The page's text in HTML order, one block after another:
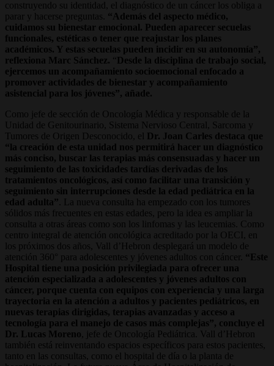
construyendo su identidad, el diagnóstico de un cáncer los obliga a
parar y hacerse preguntas. “Además del aspecto médico,
cuidamos su bienestar emocional. Pueden aparecer secuelas
funcionales, estéticas o tener que reajustar los planes
académicos. Y estas secuelas pueden incidir en su autonomía”,
reflexiona Marc Sánchez. “ Desde la disciplina de trabajo social,
ejercemos un acompañamiento socioemocional enfocado a
promover actividades de bienestar y acompañamiento
asistencial para los jóvenes”, añade.
Como jefe de sección de Oncología Médica y responsable de la
Unidad de Genitourinario, Sistema Nervioso Central, Sarcoma y
Tumores de Origen Desconocido, el
Dr. Joan Carles destaca que
“la creación de esta unidad nos permitirá hacer un diagnóstico
más conciso, buscar las terapias más consensuadas y hacer un
seguimiento de las toxicidades tardías derivadas de los
tratamientos oncológicos, así como facilitar una transición y
seguimiento sin interrupciones desde la edad pediátrica en la
edad adulta” . La nueva consulta ha empezado con los tumores
sólidos más frecuentes en estas edades, pero la idea es ampliar la
consulta a otras áreas como son los linfomas y las leucemias. Como
centro integral de atención oncológica acreditado por la OECI, en
los próximos dos años, Vall d’Hebron desplegará un modelo de
atención 360° para adolescentes y jóvenes adultos con cáncer. “Este
Hospital tiene una posición privilegiada para ofrecer una
atención especializada a adolescentes y jóvenes adultos con
cáncer, porque cuenta con equipos con experiencia y una larga
trayectoria en la atención a adultos y pacientes pediátricos, en
nuevas terapias dirigidas, terapias avanzadas y acceso a
tecnología para el manejo de casos más complejas”, concluye el
Dr. Lucas Moreno , jefe de Oncología Pediátrica. Vall d’Hebron
también está reinventando espacios específicos para estos pacientes,
tanto en las consultas, como el hospital de día o la planta de